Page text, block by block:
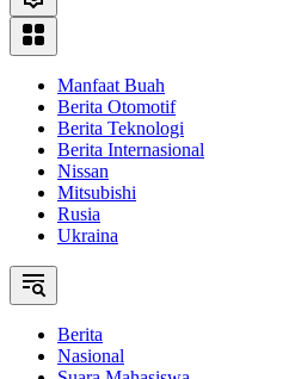
Manfaat Buah
Berita Otomotif
Berita Teknologi
Berita Internasional
Nissan
Mitsubishi
Rusia
Ukraina
Berita
Nasional